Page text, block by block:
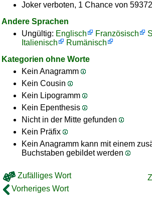
Joker verboten, 1 Chance von
Andere Sprachen
Ungültig: Englisch Französisch
Italienisch
Rumänisch
Kategorien ohne Worte
Kein Anagramm
Kein Cousin
Kein Lipogramm
Kein Epenthesis
Nicht in der Mitte gefunden
Kein Präfix
Kein Anagramm kann mit einem
Buchstaben gebildet werden
Zufälliges Wort
Vorheriges Wort